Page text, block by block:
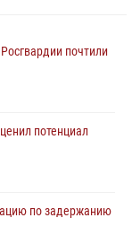
почтили
потенциал
по задержанию